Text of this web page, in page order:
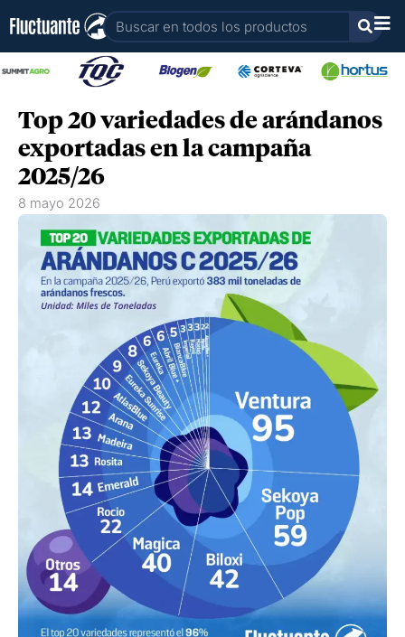
contenido
Buscar
Top 20 variedades de arándanos
exportadas en la campaña
2025/26
8 mayo 2026